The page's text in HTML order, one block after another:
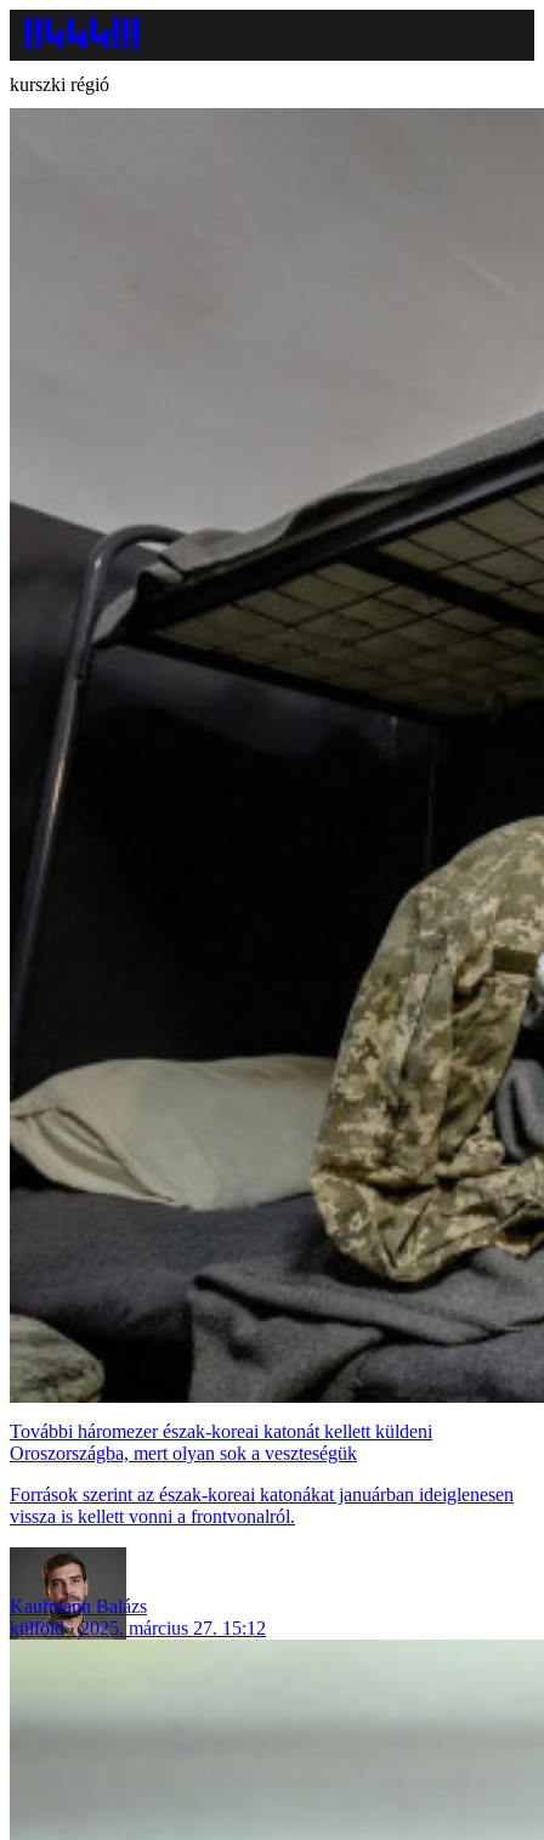
kurszki régió
További háromezer észak-koreai katonát kellett küldeni
Oroszországba, mert olyan sok a veszteségük
Források szerint az észak-koreai katonákat januárban ideiglenesen
vissza is kellett vonni a frontvonalról.
Kaufmann Balázs
külföld
2025. március 27. 15:12